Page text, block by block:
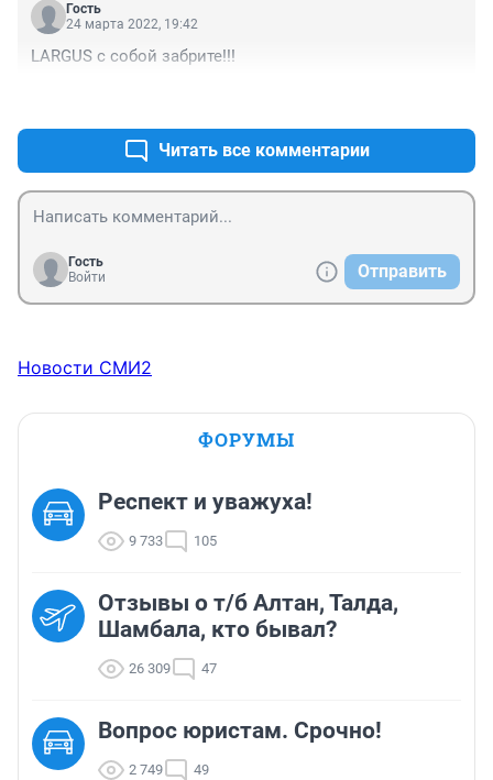
Гость
24 марта 2022, 19:42
LARGUS с собой забрите!!!
Читать все комментарии
Гость
Войти
Отправить
Новости СМИ2
ФОРУМЫ
Респект и уважуха!
9 733 105
Отзывы о т/б Алтан, Талда,
Шамбала, кто бывал?
26 309 47
Вопрос юристам. Срочно!
2 749 49